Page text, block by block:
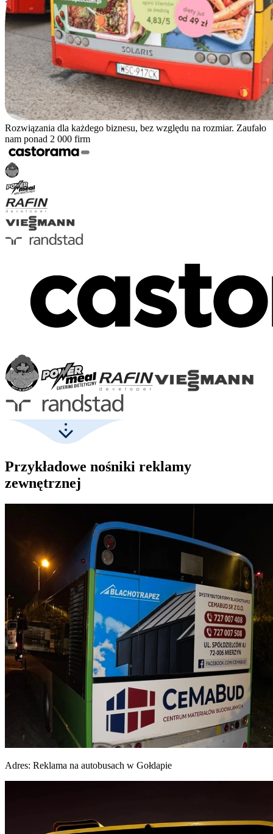
Rozwiązania dla każdego biznesu, bez względu na rozmiar. Zaufało
nam ponad 2 000 firm
Przykładowe nośniki reklamy
zewnętrznej
Adres: Reklama na autobusach w Gołdapie